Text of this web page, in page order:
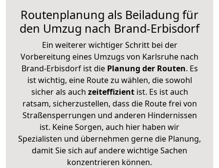
Routenplanung als Beiladung für
den Umzug nach Brand-Erbisdorf
Ein weiterer wichtiger Schritt bei der
Vorbereitung eines Umzugs von Karlsruhe nach
Brand-Erbisdorf ist diePlanung der Routen. Es
ist wichtig, eine Route zu wählen, die sowohl
sicher als auch zeiteffizientist. Es ist auch
ratsam, sicherzustellen, dass die Route frei von
Straßensperrungen und anderen Hindernissen
ist. Keine Sorgen, auch hier haben wir
Spezialisten und übernehmen gerne die Planung,
damit Sie sich auf andere wichtige Sachen
konzentrieren können.